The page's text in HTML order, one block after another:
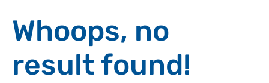
Whoops, no
result found!